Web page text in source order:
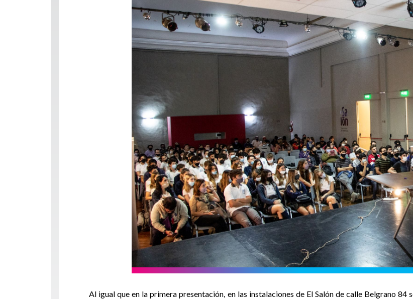
Al igual que en la primera presentación, en las instalaciones de El Salón de calle Belgrano